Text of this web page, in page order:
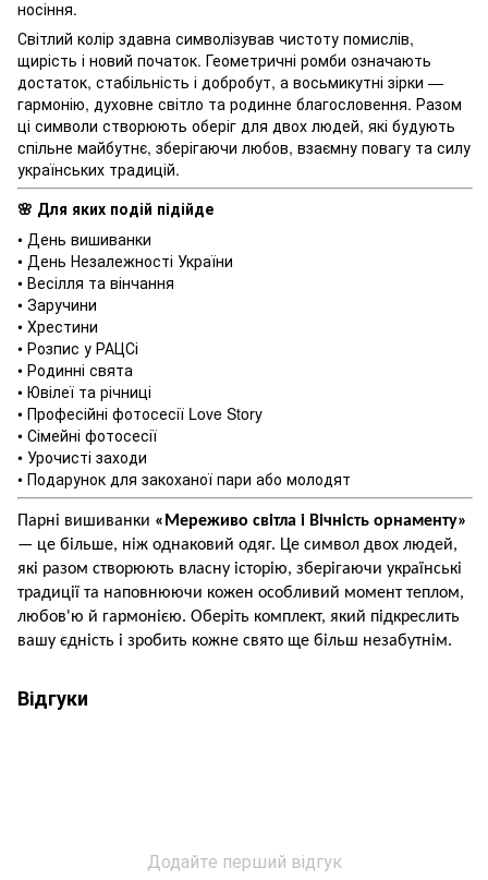
носіння.
Світлий колір здавна символізував чистоту помислів,
щирість і новий початок. Геометричні ромби означають
достаток, стабільність і добробут, а восьмикутні зірки —
гармонію, духовне світло та родинне благословення. Разом
ці символи створюють оберіг для двох людей, які будують
спільне майбутнє, зберігаючи любов, взаємну повагу та силу
українських традицій.
🌸 Для яких подій підійде
• День вишиванки
• День Незалежності України
• Весілля та вінчання
• Заручини
• Хрестини
• Розпис у РАЦСі
• Родинні свята
• Ювілеї та річниці
• Професійні фотосесії Love Story
• Сімейні фотосесії
• Урочисті заходи
• Подарунок для закоханої пари або молодят
Парні вишиванки «Мереживо світла і Вічність орнаменту»
— це більше, ніж однаковий одяг. Це символ двох людей,
які разом створюють власну історію, зберігаючи українські
традиції та наповнюючи кожен особливий момент теплом,
любов'ю й гармонією. Оберіть комплект, який підкреслить
вашу єдність і зробить кожне свято ще більш незабутнім.
Відгуки
Додайте перший відгук